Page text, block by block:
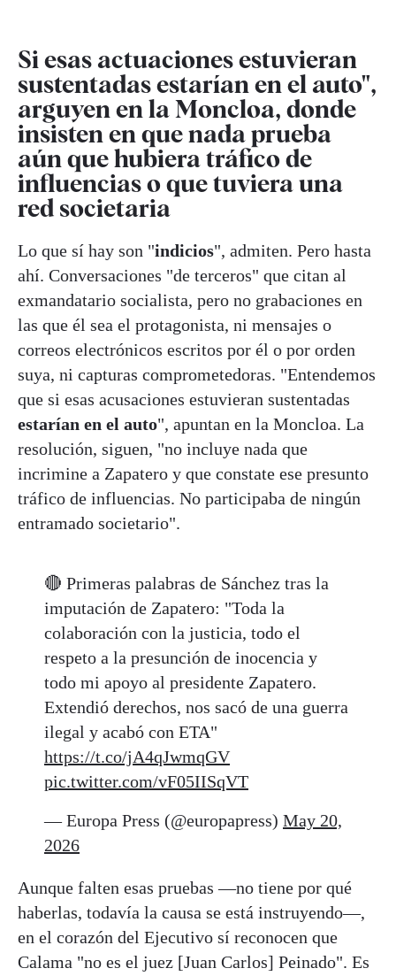
Si esas actuaciones estuvieran
sustentadas estarían en el auto",
arguyen en la Moncloa, donde
insisten en que nada prueba
aún que hubiera tráfico de
influencias o que tuviera una
red societaria
Lo que sí hay son "indicios", admiten. Pero hasta
ahí. Conversaciones "de terceros" que citan al
exmandatario socialista, pero no grabaciones en
las que él sea el protagonista, ni mensajes o
correos electrónicos escritos por él o por orden
suya, ni capturas comprometedoras. "Entendemos
que si esas acusaciones estuvieran sustentadas
estarían en el auto", apuntan en la Moncloa. La
resolución, siguen, "no incluye nada que
incrimine a Zapatero y que constate ese presunto
tráfico de influencias. No participaba de ningún
entramado societario".
🔴 Primeras palabras de Sánchez tras la
imputación de Zapatero: "Toda la
colaboración con la justicia, todo el
respeto a la presunción de inocencia y
todo mi apoyo al presidente Zapatero.
Extendió derechos, nos sacó de una guerra
ilegal y acabó con ETA"
https://t.co/jA4qJwmqGV
pic.twitter.com/vF05IISqVT
— Europa Press (@europapress) May 20,
2026
Aunque falten esas pruebas —no tiene por qué
haberlas, todavía la causa se está instruyendo—,
en el corazón del Ejecutivo sí reconocen que
Calama "no es el juez [Juan Carlos] Peinado". Es